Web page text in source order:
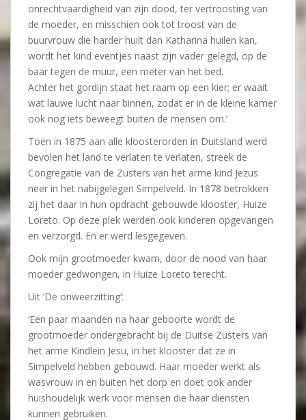
onrechtvaardigheid van zijn dood, ter vertroosting van
de moeder, en misschien ook tot troost van de
buurvrouw die harder huilt dan Katharina huilen kan,
wordt het kind eventjes naast zijn vader gelegd, op de
baar tegen de muur, een meter van het bed.
Achter het gordijn staat het raam op een kier; er waait
wat lauwe lucht naar binnen, zodat er in de kleine kamer
ook nog iets beweegt buiten de mensen om.’
Toen in 1875 aan alle kloosterorden in Duitsland werd
bevolen het land te verlaten te verlaten, streek de
Congregatie van de Zusters van het arme kind Jezus
neer in het nabijgelegen Simpelveld. In 1878 betrokken
zij het daar in hun opdracht gebouwde klooster, Huize
Loreto. Op deze plek werden ook kinderen opgevangen
en verzorgd. En er werd lesgegeven.
Ook mijn grootmoeder kwam, door de nood van haar
moeder gedwongen, in Huize Loreto terecht.
Uit ‘De onweerzitting’:
‘Een paar maanden na haar geboorte wordt de
grootmoeder ondergebracht bij de Duitse Zusters van
het arme Kindlein Jesu, in het klooster dat ze in
Simpelveld hebben gebouwd. Haar moeder werkt als
wasvrouw in en buiten het dorp en doet ook ander
huishoudelijk werk voor mensen die haar diensten
kunnen gebruiken.